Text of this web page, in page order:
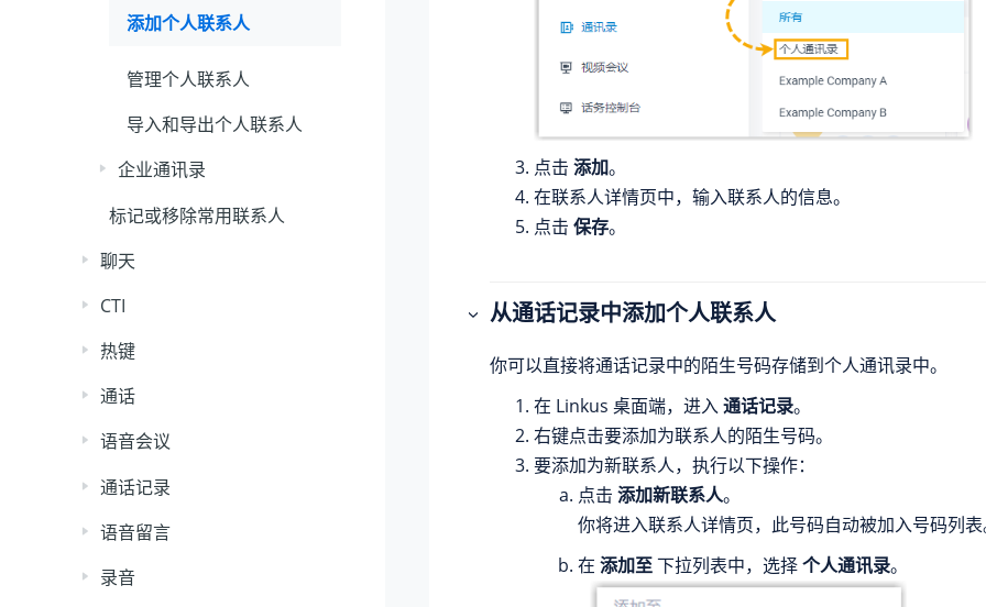
添加个人联系人
管理个人联系人
导入和导出个人联系人
企业通讯录
标记或移除常用联系人
聊天
CTI
热键
通话
语音会议
通话记录
语音留言
录音
点击 添加。
在联系人详情页中，输入联系人的信息。
点击 保存。
从通话记录中添加个人联系人
你可以直接将通话记录中的陌生号码存储到个人通讯录中。
在 Linkus 桌面端，进入通话记录。
右键点击要添加为联系人的陌生号码。
要添加为新联系人，执行以下操作：
点击 添加新联系人。
你将进入联系人详情页，此号码自动被加入号码列
在 添加至下拉列表中，选择个人通讯录。